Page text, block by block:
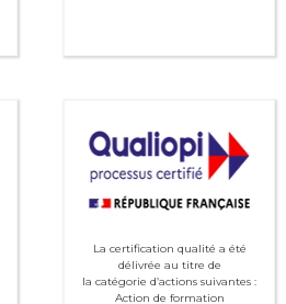
La certification qualité a été
délivrée au titre de
la catégorie d’actions suivantes :
Action de formation